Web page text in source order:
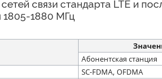
связи стандарта LTE и
1805-1880 МГц
Абонентская станция
SC-FDMA, OFDMA